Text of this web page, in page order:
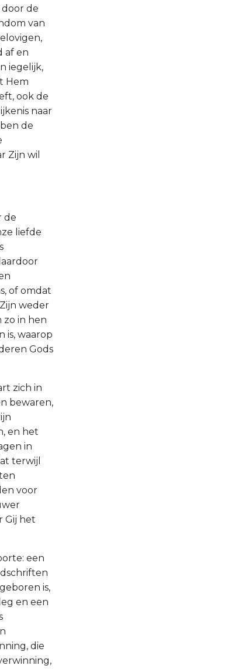
de
van
af en
iegelijk,
Hem
ook de
naar
de
Zijn wil
de
liefde
of omdat
weder
zo in hen
is, waarop
Gods
zich in
bewaren,
en het
in
terwijl
voor
Gij het
een
is,
en een
die